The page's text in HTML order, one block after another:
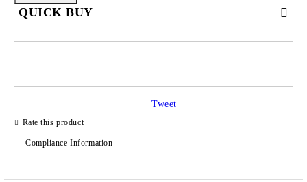
QUICK BUY
We will contact you to finalize the order
Rate this product
Compliance Information
Tweet